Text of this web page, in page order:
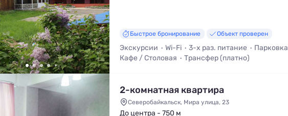
Быстрое бронирование Объект проверен
Экскурсии Wi-Fi 3-х раз. питание
Парковка
Кафе / Столовая
Трансфер (платно)
2-комнатная квартира
Северобайкальск, Мира улица, 23
До центра - 750 м